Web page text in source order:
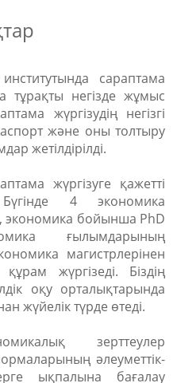
сараптама
тұрақты негізде жұмыс
жүргізудің негізгі
және оны толтыру
жетілдірілді.
жүргізуге қажетті
4 экономика
бойынша PhD
ғылымдарының
магистрлерінен
құрам жүргізеді. Біздің
оқу орталықтарында
жүйелік түрде өтеді.
зерттеулер
әлеуметтік-
ықпалына бағалау